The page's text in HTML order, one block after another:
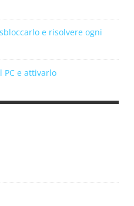
e risolvere ogni
PC e attivarlo